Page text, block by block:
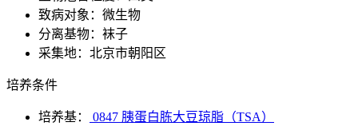
致病对象：微生物
分离基物：袜子
采集地：北京市朝阳区
培养条件
培养基：
0847 胰蛋白胨大豆琼脂（TSA）